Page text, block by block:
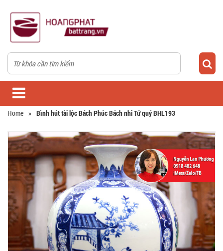
Home » Bình hút tài lộc Bách Phúc Bách nhi Tứ quý BHL193